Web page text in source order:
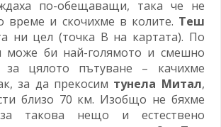
по-обещаващи, така че не
време и скочихме в колите. Теш
ни цел (точка B на картата). По
може би най-голямото и смешно
за цялото пътуване – качихме
за да прекосим тунела Митал,
близо 70 км. Изобщо не бяхме
такова нещо и естествено